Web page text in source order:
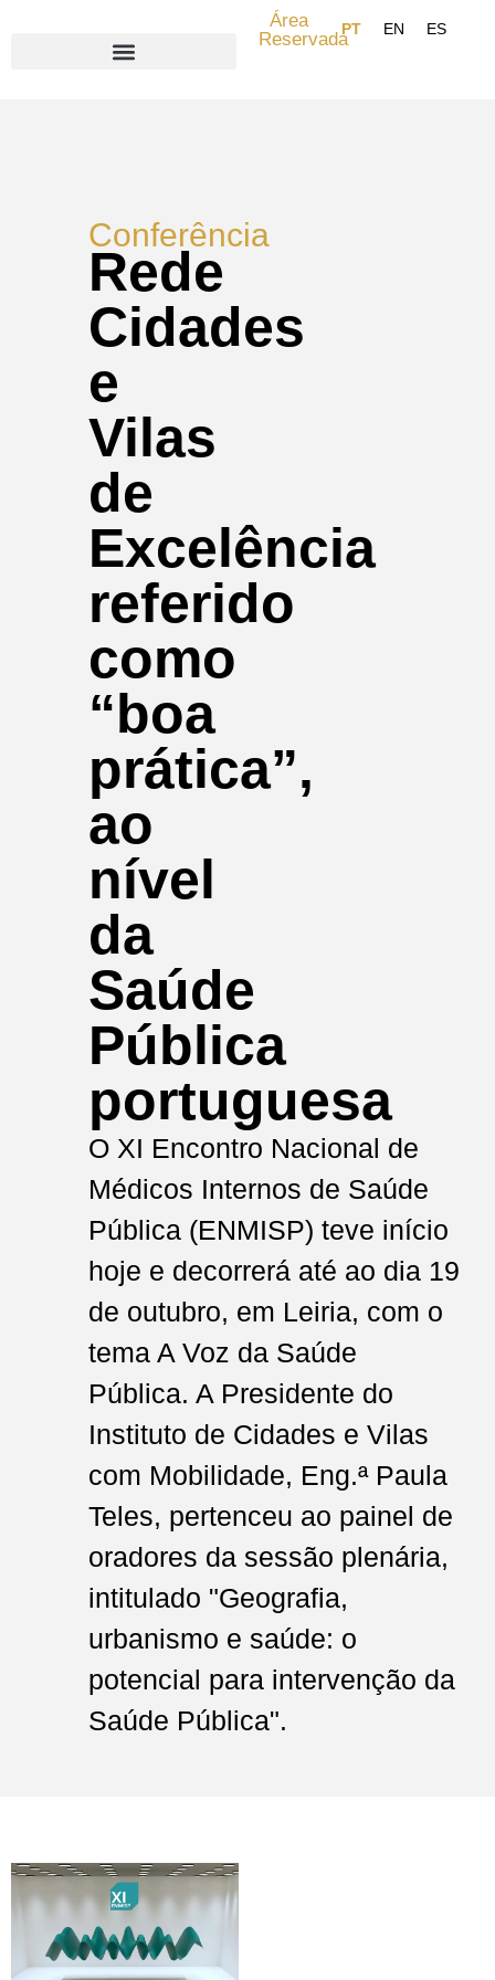
Área
Reservada
Conferência
Rede
Cidades
e
Vilas
de
Excelência
referido
como
“boa
prática”,
ao
nível
da
Saúde
Pública
portuguesa
O XI Encontro Nacional de
Médicos Internos de Saúde
Pública (ENMISP) teve início
hoje e decorrerá até ao dia 19
de outubro, em Leiria, com o
tema A Voz da Saúde
Pública. A Presidente do
Instituto de Cidades e Vilas
com Mobilidade, Eng.ª Paula
Teles, pertenceu ao painel de
oradores da sessão plenária,
intitulado "Geografia,
urbanismo e saúde: o
potencial para intervenção da
Saúde Pública".